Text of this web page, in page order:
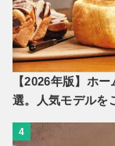
【2026年版】ホ
選。人気モデルを
4